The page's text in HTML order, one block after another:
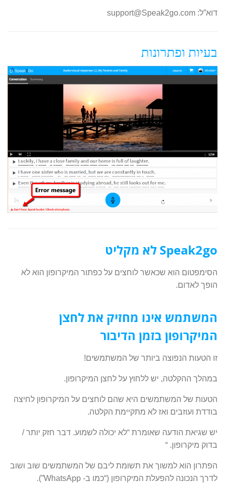
דוא”ל: support@Speak2go.com
בעיות ופתרונות
Speak2go לא מקליט
הסימפטום הוא שכאשר לוחצים על כפתור המיקרופון הוא לא
הופך לאדום.
המשתמש אינו מחזיק את לחצן
המיקרופון בזמן הדיבור
זו הטעות הנפוצה ביותר של המשתמשים!
במהלך ההקלטה, יש ללחוץ על לחצן המיקרופון.
הטעות של המשתמשים היא שהם לוחצים על המיקרופון לחיצה
בודדת ועוזבים ואז לא מתקיימת הקלטה.
יש שגיאת הודעה שאומרת “לא יכולה לשמוע. דבר חזק יותר /
בדוק מיקרופון. “
הפתרון הוא למשוך את תשומת ליבם של המשתמשים שוב ושוב
לדרך הנכונה להפעלת המיקרופון (“כמו ב- WhatsApp”).